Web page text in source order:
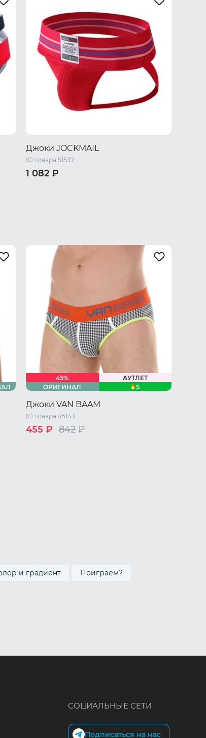
Джоки JOCKMAIL
ID товара 51537
1 082 ₽
45%
АУТЛЕТ
ОРИГИНАЛ
S
Джоки VAN BAAM
ID товара 45143
455 ₽ 842 ₽
и градиент Поиграем?
СОЦИАЛЬНЫЕ СЕТИ
Подписаться на нас